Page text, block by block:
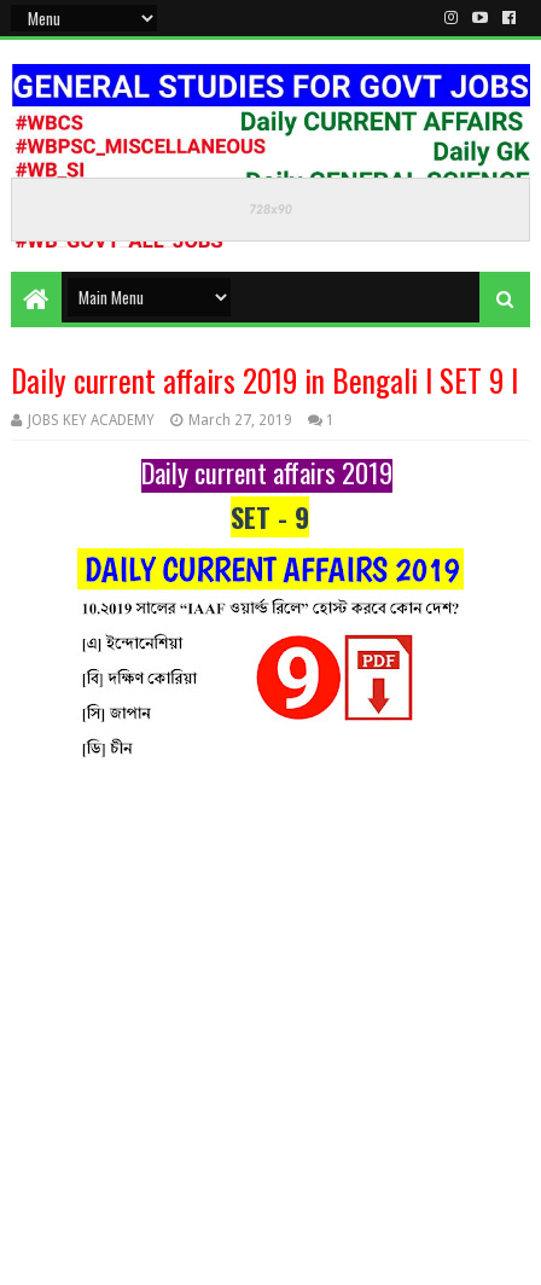
Daily current affairs 2019 in Bengali l SET 9 l
JOBS KEY ACADEMY March 27, 2019 1
Daily current affairs 2019
SET - 9